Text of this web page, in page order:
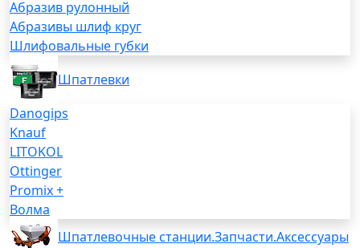
Абразив рулонный
Абразивы шлиф круг
Шлифовальные губки
Шпатлевки
Danogips
Knauf
LITOKOL
Ottinger
Promix +
Волма
Шпатлевочные станции.Запчасти.Аксессуары